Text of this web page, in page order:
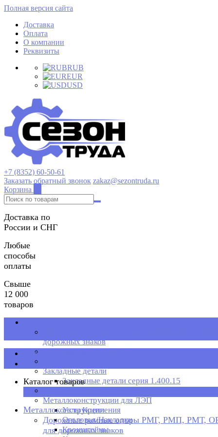
Полная версия сайта
Доставка
Оплата
О компании
Реквизиты
RUB
EUR
USD
+7 (8352) 60-50-61
Заказать обратный звонок zakaz@sezontruda.ru
Корзина
Доставка по
России и СНГ
Любые
способы
оплаты
Свыше
12 000
товаров
дорожных знаков
Стеллажи металлические
Закладные детали
Закладные детали серия 1.400.15
Металлоконструкции для ЛЭП
Узлы Крепления
Оголовья/Накладки
Кронштейны
Каталог товаров
Каталог товаров
Металлоконструкции
Дорожные рамные опоры РМГ, РМП, РМТ,
для дорожных знаков